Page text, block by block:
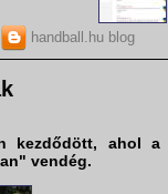
handball.hu blog
kezdődött, ahol a
vendég.